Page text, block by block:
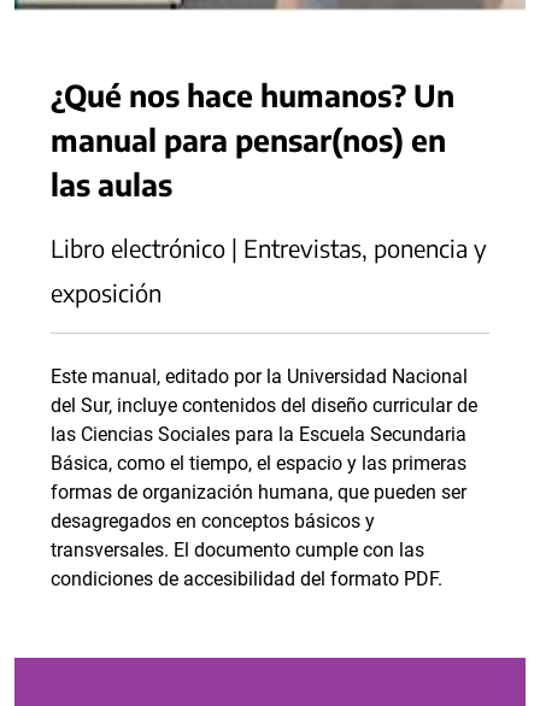
¿Qué nos hace humanos? Un
manual para pensar(nos) en
las aulas
Libro electrónico | Entrevistas, ponencia y
exposición
Este manual, editado por la Universidad Nacional
del Sur, incluye contenidos del diseño curricular de
las Ciencias Sociales para la Escuela Secundaria
Básica, como el tiempo, el espacio y las primeras
formas de organización humana, que pueden ser
desagregados en conceptos básicos y
transversales. El documento cumple con las
condiciones de accesibilidad del formato PDF.